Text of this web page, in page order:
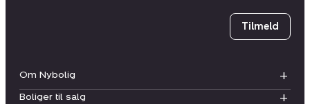
Om Nybolig
Boliger til salg
Tilmeld